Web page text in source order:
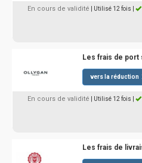
En cours de validité | Utilisé 12 fois
Les frais de port
vers la réduction
En cours de validité | Utilisé 12 fois
Les frais de